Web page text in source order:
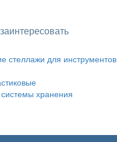
стеллажи для инструментов
хранения